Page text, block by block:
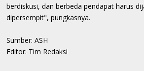
berdiskusi, dan berbeda pendapat harus
dipersempit", pungkasnya.
Sumber: ASH
Editor: Tim Redaksi